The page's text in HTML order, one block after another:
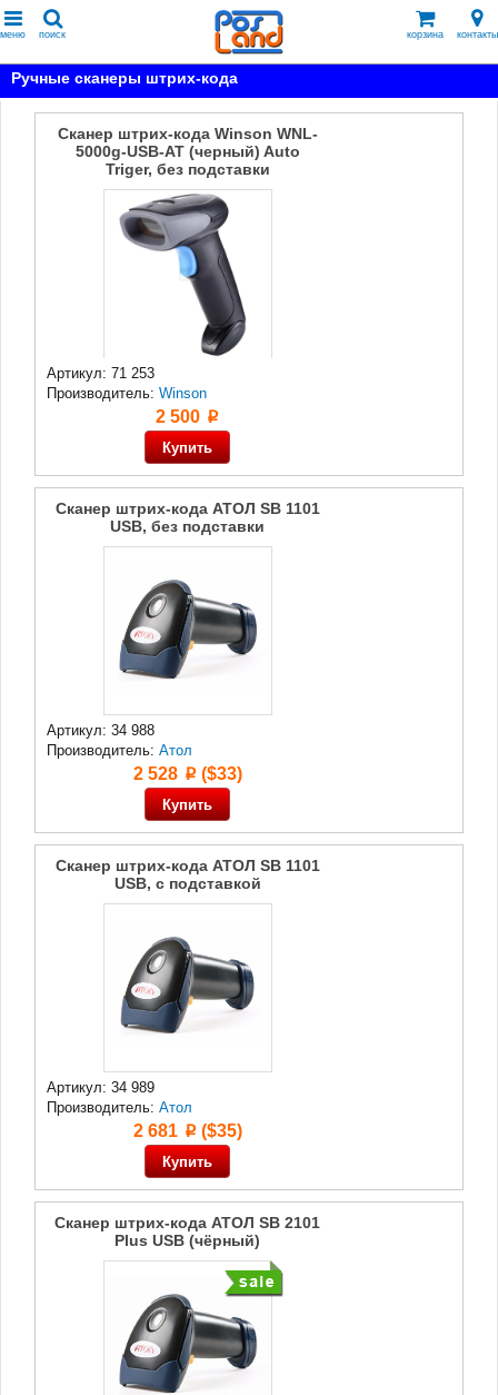
меню поиск корзина контакты
Ручные сканеры штрих-кода
Сканер штрих-кода Winson WNL-
5000g-USB-AT (черный) Auto
Triger, без подставки
Артикул: 71 253
Производитель: Winson
2 500 p
Сканер штрих-кода АТОЛ SB 1101
USB, без подставки
Артикул: 34 988
Производитель: Атол
2 528 p($33)
Сканер штрих-кода АТОЛ SB 1101
USB, с подставкой
Артикул: 34 989
Производитель: Атол
2 681 p($35)
Сканер штрих-кода АТОЛ SB 2101
Plus USB (чёрный)